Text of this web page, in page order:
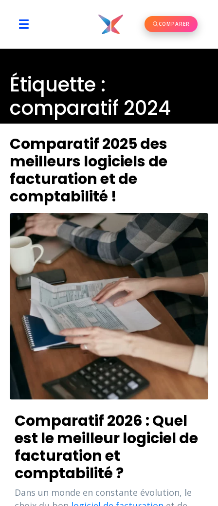
COMPARER
Étiquette :
comparatif 2024
Comparatif 2025 des
meilleurs logiciels de
facturation et de
comptabilité !
Comparatif 2026 : Quel
est le meilleur logiciel de
facturation et
comptabilité ?
Dans un monde en constante évolution, le